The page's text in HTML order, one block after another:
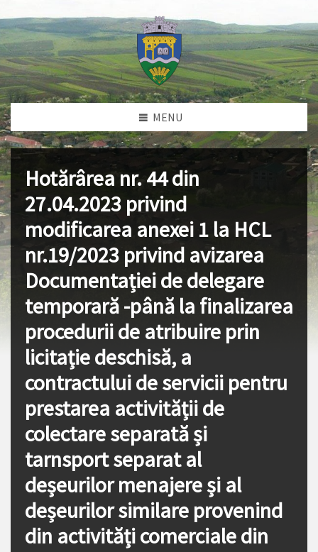
MENU
Hotărârea nr. 44 din
27.04.2023 privind
modificarea anexei 1 la HCL
nr.19/2023 privind avizarea
Documentației de delegare
temporară -până la finalizarea
procedurii de atribuire prin
licitație deschisă, a
contractului de servicii pentru
prestarea activității de
colectare separată și
tarnsport separat al
deșeurilor menajere și al
deșeurilor similare provenind
din activități comerciale din